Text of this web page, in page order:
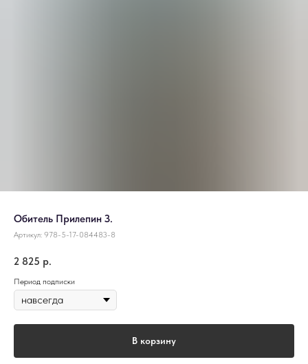
Обитель Прилепин З.
Артикул: 978-5-17-084483-8
2 825 р.
Период подписки
В корзину